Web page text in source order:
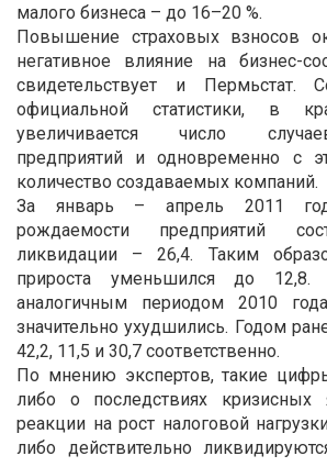
малого бизнеса – до 16–20 %.
Повышение страховых взносов
негативное влияние на бизнес-
свидетельствует и Пермьстат.
официальной статистики, в
увеличивается число
предприятий и одновременно с
количество создаваемых компаний.
За январь – апрель 2011
рождаемости предприятий
ликвидации – 26,4. Таким
прироста уменьшился до
аналогичным периодом 2010
значительно ухудшились. Годом
42,2, 11,5 и 30,7 соответственно.
По мнению экспертов, такие
либо о последствиях кризисных
реакции на рост налоговой
либо действительно